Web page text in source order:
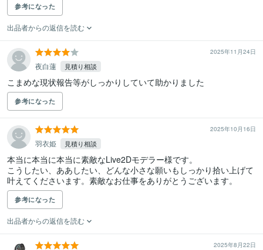
参考になった
出品者からの返信を読む
2025年11月24日
夜白蓮 見積り相談
こまめな現状報告等がしっかりしていて助かりました
参考になった
2025年10月16日
羽衣姫 見積り相談
本当に本当に本当に素敵なLive2Dモデラー様です。
こうしたい、ああしたい、どんな小さな願いもしっかり拾い上げて
叶えてくださいます。素敵なお仕事をありがとうございます。
参考になった
出品者からの返信を読む
2025年8月22日